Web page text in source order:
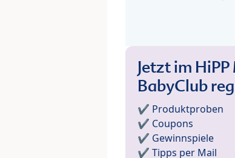
Jetzt im
BabyClub
✔️ Produktproben
✔️ Coupons
✔️ Gewinnspiele
✔️ Tipps per Mail